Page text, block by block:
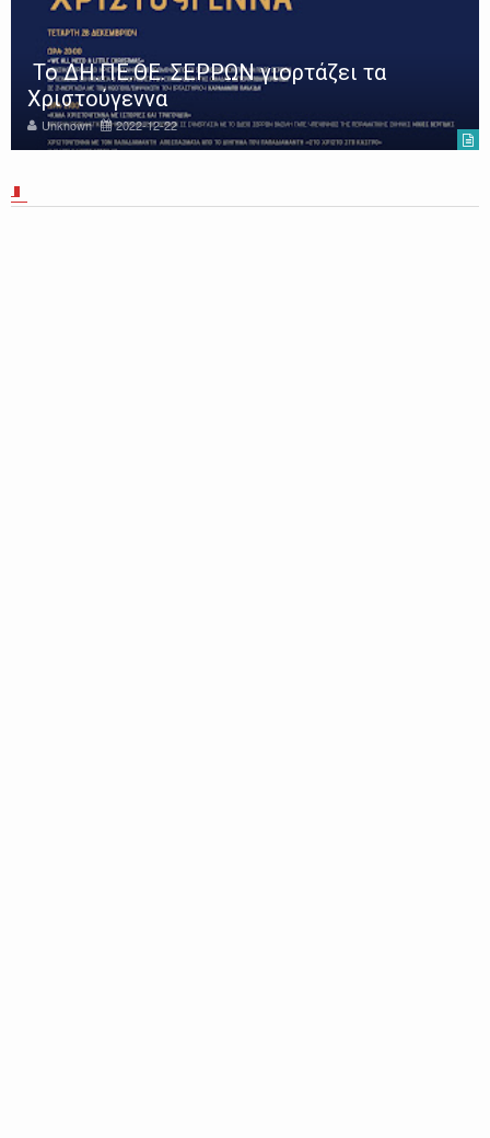
Το ΔΗ.ΠΕ.ΘΕ. ΣΕΡΡΩΝ γιορτάζει τα
Χριστούγεννα
Unknown 2022-12-22